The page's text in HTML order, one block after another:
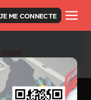
JE ME CONNECTE
Gilles
pompiers